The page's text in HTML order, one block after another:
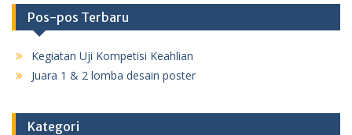
Pos-pos Terbaru
Kegiatan Uji Kompetisi Keahlian
Juara 1 & 2 lomba desain poster
Kategori